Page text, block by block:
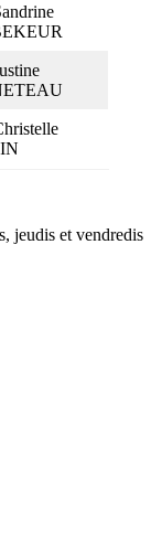
jeudis et vendredis